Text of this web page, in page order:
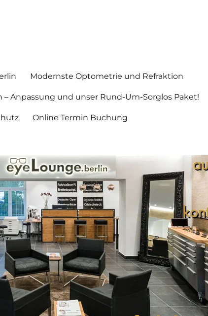
Modernste Optometrie und Refraktion
– Anpassung und unser Rund-Um-Sorglos Paket!
Online Termin Buchung